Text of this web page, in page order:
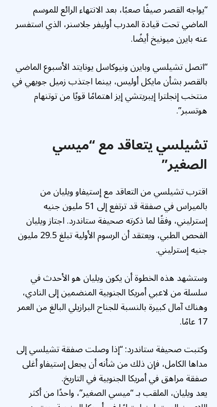
“يواجه القصر صيفًا صعبًا، بعد الانتهاء الرائع للموسم
الماضي تحت قيادة المدرب أوليفر جلاسنر، الذي استفسر
عنه بايرن ميونيخ أيضًا.
“اتصل تشيلسي وبايرن ونيوكاسل يونايتد الأسبوع الماضي
بالقصر بشأن مايكل أوليس، بينما اجتذب زميل جويهي في
منتخب إنجلترا إيبريتشي إيز اهتمامًا قويًا من توتنهام
هوتسبر”.
تشيلسي يتعاقد مع “ميسي
الصغير”
اقترب تشيلسي من التعاقد مع إستيفاو ويليان من
بالميراس في صفقة قد ترتفع إلى 51 مليون جنيه
إسترليني، وفقًا لما ذكرته صحيفة ستاندرد. اجتاز ويليان
الفحص الطبي، ويعتقد أن الرسوم الأولية تبلغ 29.5 مليون
جنيه إسترليني.
وستشهد هذه الخطوة أن يكون ويليان هو الأحدث في
سلسلة من لاعبي أمريكا الجنوبية المنضمين إلى النادي،
وهناك آمال كبيرة بالنسبة للجناح البرازيلي البالغ من العمر
17 عامًا.
وكتبت صحيفة ستاندرد: “إذا وصلت صفقة تشيلسي إلى
مداها الكامل، فإن ذلك من شأنه أن يجعل إستيفاو أغلى
صفقة مراهق في أمريكا الجنوبية في التاريخ.
يعد ويليان، الملقب بـ “ميسي الصغير”، واحدًا من أكثر